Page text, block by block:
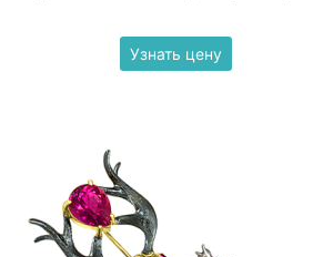
Узнать цену